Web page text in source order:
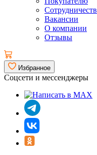
Вакансии
О компании
Отзывы
Избранное
Соцсети и мессенджеры